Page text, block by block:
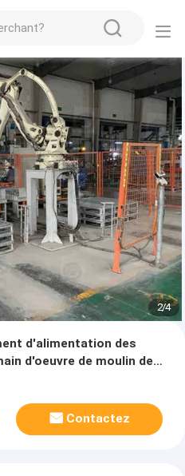
2/4
d'alimentation des
d'oeuvre de moulin de
d'alimentation de
Contactez